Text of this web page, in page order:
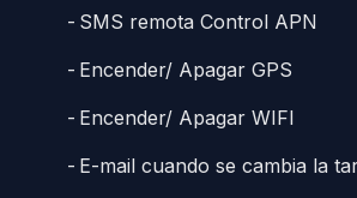
SMS remota Control APN
Encender/ Apagar GPS
Encender/ Apagar WIFI
E-mail cuando se cambia la